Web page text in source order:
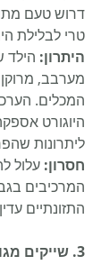
דרוש טעם
טרי לבלילת
היתרון: הילד
מערבב,
המכלים.
היוגורט
ליתרונות
חסרון: עלול
המרכיבים
התזונתיים
3. שייקים מגוונים